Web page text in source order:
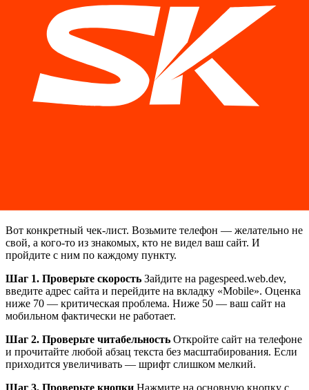
С 2019 года Google использует «mobile-first indexing» — это
означает, что поисковый робот оценивает ваш сайт в первую
очередь как мобильный. Если мобильная версия слабая —
весь сайт получает более низкий рейтинг в поиске.
Проще говоря: плохой мобильный сайт не просто отпугивает
посетителей. Он еще и не дает новым людям вас найти.
Вот конкретный чек-лист. Возьмите телефон — желательно не
свой, а кого-то из знакомых, кто не видел ваш сайт. И
пройдите с ним по каждому пункту.
Шаг 1. Проверьте скорость Зайдите на pagespeed.web.dev,
введите адрес сайта и перейдите на вкладку «Mobile». Оценка
ниже 70 — критическая проблема. Ниже 50 — ваш сайт на
мобильном фактически не работает.
Шаг 2. Проверьте читабельность Откройте сайт на телефоне
и прочитайте любой абзац текста без масштабирования. Если
приходится увеличивать — шрифт слишком мелкий.
Шаг 3. Проверьте кнопки Нажмите на основную кнопку с